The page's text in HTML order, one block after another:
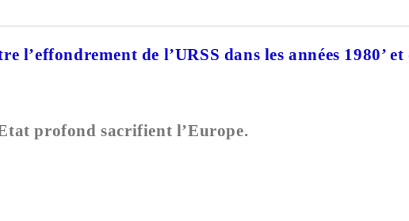
l’effondrement de l’URSS dans les années 1980’
profond sacrifient l’Europe.